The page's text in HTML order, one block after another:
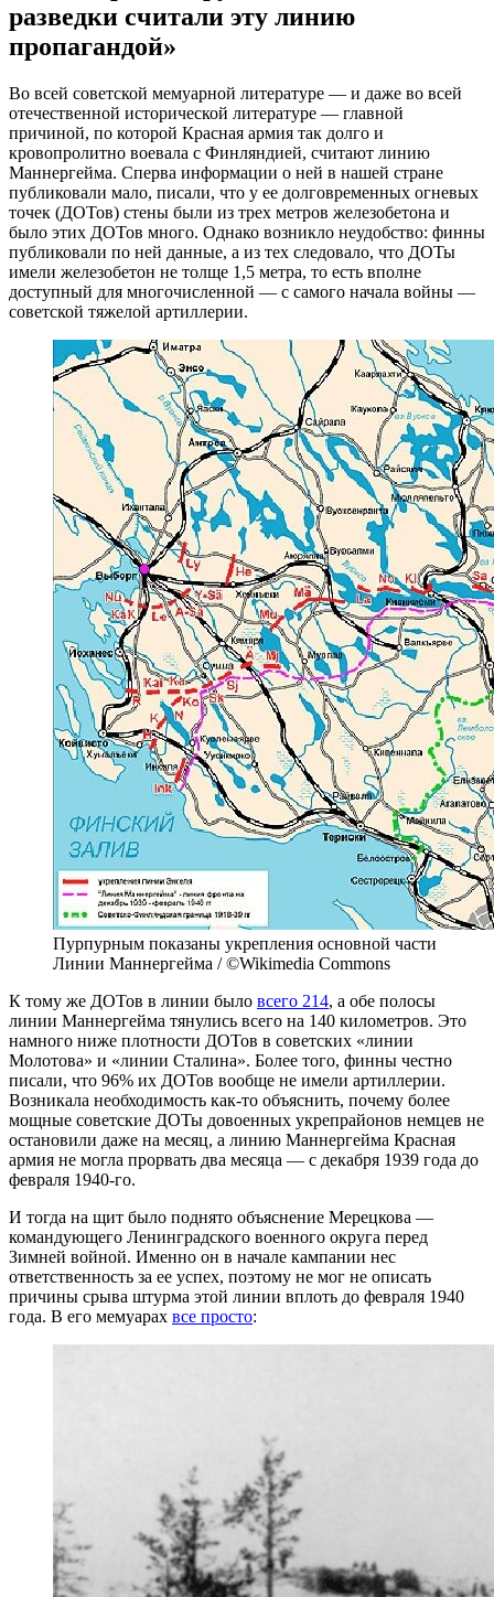
разведки считали эту линию
пропагандой»
Во всей советской мемуарной литературе — и даже во всей
отечественной исторической литературе — главной
причиной, по которой Красная армия так долго и
кровопролитно воевала с Финляндией, считают линию
Маннергейма. Сперва информации о ней в нашей стране
публиковали мало, писали, что у ее долговременных огневых
точек (ДОТов) стены были из трех метров железобетона и
было этих ДОТов много. Однако возникло неудобство: финны
публиковали по ней данные, а из тех следовало, что ДОТы
имели железобетон не толще 1,5 метра, то есть вполне
доступный для многочисленной — с самого начала войны —
советской тяжелой артиллерии.
Пурпурным показаны укрепления основной части
Линии Маннергейма / ©Wikimedia Commons
К тому же ДОТов в линии было всего 214, а обе полосы
линии Маннергейма тянулись всего на 140 километров. Это
намного ниже плотности ДОТов в советских «линии
Молотова» и «линии Сталина». Более того, финны честно
писали, что 96% их ДОТов вообще не имели артиллерии.
Возникала необходимость как-то объяснить, почему более
мощные советские ДОТы довоенных укрепрайонов немцев не
остановили даже на месяц, а линию Маннергейма Красная
армия не могла прорвать два месяца — с декабря 1939 года до
февраля 1940-го.
И тогда на щит было поднято объяснение Мерецкова —
командующего Ленинградского военного округа перед
Зимней войной. Именно он в начале кампании нес
ответственность за ее успех, поэтому не мог не описать
причины срыва штурма этой линии вплоть до февраля 1940
года. В его мемуарах все просто: